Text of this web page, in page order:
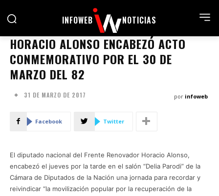
INFOWEB NOTICIAS
HORACIO ALONSO ENCABEZÓ ACTO
CONMEMORATIVO POR EL 30 DE
MARZO DEL 82
31 DE MARZO DE 2017 por infoweb
Facebook Twitter
El diputado nacional del Frente Renovador Horacio Alonso,
encabezó el jueves por la tarde en el salón “Delia Parodi” de la
Cámara de Diputados de la Nación una jornada para recordar y
reivindicar “la movilización popular por la recuperación de la